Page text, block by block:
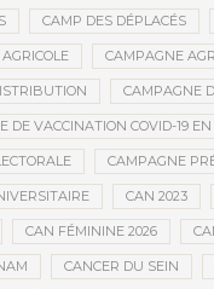
CAMP DES DÉPLACÉS
CAMPAGNE
CAMPAGNE
DE VACCINATION COVID-19
CAMPAGNE
CAN 2023
CAN FÉMININE 2026
CANCER DU SEIN